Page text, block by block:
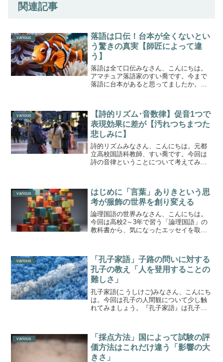
関連記事
various
落語は口伝！台本が全くないとい
う驚きの真実【師匠によって違
う】
落語は全て口伝みなさん、こんにちは。
アマチュア落語家のすい喬です。今まで
落語に台本があると思ってましたか。実
あります。しかしそれはあくまでも、落
語家個人のもの。これが絶...
various
【詩的リズム･音数律】促音1つで
表現効果に差が【汚れつちまつた
悲しみに】
詩的リズムみなさん、こんにちは。元都
立高校国語科教師、すい喬です。今回は
詩の音律ということについて考えてみま
『山羊の歌』に収められたこの詩は、昭
和9年に発表されました。詩...
various
はじめに「言葉」ありきという思
考が服飾の世界を創り変える
論理国語の世界みなさん、こんにちは。
今回は高校2～3年で習う「論理国語」の
教科書から、気になったエッセイを取り
大学入試共通テストなどに見られるよう
に、記憶中心ではなく、...
various
「孔子家語」子路の問いに対する
孔子の教え「人を登用することの
難しさ」
孔子家語(こうしけご)みなさん、こんにち
は。今回は孔子の人間観について少し触
れてみましょう。『孔子家語』は孔子の
ません。孔子といえば『論語』が最も有
名ですね。では『孔子...
various
「採点方法」国によって試験の評
価方法はこれだけ違う「影響の大
きさ」